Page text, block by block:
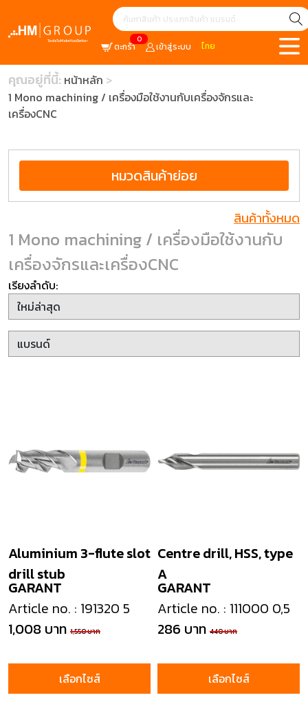
0
ตะกร้า เข้าสู่ระบบ ไทย
คุณอยู่ที่นี้: หน้าหลัก
1 Mono machining / เครื่องมือใช้งานกับเครื่องจักรและ
เครื่องCNC
หมวดสินค้าย่อย
สินค้าทั้งหมด
1 Mono machining / เครื่องมือใช้งานกับ
เครื่องจักรและเครื่องCNC
เรียงลำดับ:
GARANT
Aluminium 3-flute slot
drill stub
Article no. : 191320 5
1,008 บาท 1,550 บาท
เลือกไซส์
GARANT
Centre drill, HSS, type
A
Article no. : 111000 0,5
286 บาท 440 บาท
เลือกไซส์